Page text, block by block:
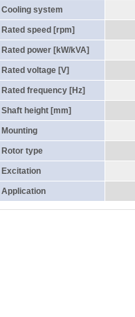
Cooling system
Rated speed [rpm]
Rated power [kW/kVA]
Rated voltage [V]
Rated frequency [Hz]
Shaft height [mm]
Mounting
Rotor type
Excitation
Application